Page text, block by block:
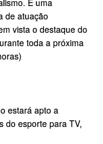
de atuação
vista o destaque do
toda a próxima
estará apto a
do esporte para TV,